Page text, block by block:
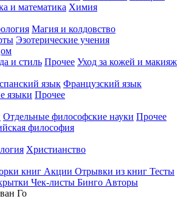
и математика Химия
Магия и колдовство
Эзотерические учения
и стиль Прочее Уход за кожей и макияж
язык Французский язык
языки Прочее
Отдельные философские науки Прочее
философия
Христианство
книг Акции Отрывки из книг Тесты
Чек-листы Бинго Авторы
Го